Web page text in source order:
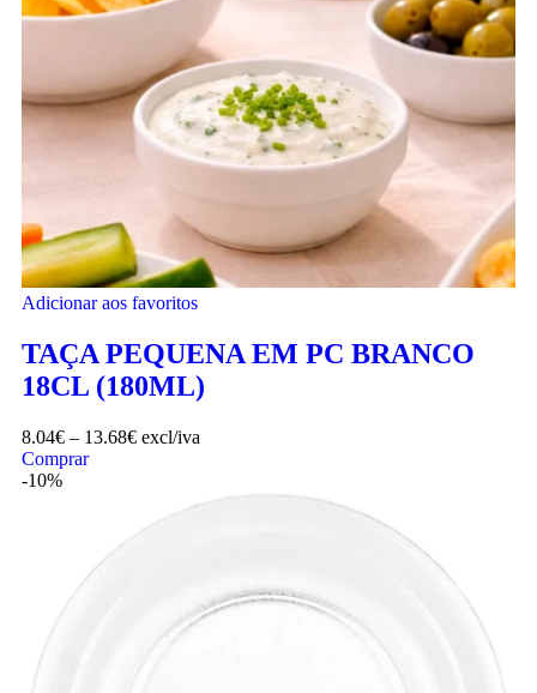
Adicionar aos favoritos
TAÇA PEQUENA EM PC BRANCO
18CL (180ML)
8.04€ – 13.68€ excl/iva
Comprar
-10%